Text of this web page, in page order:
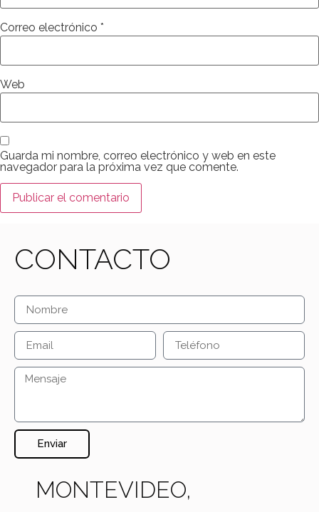
Correo electrónico *
Web
Guarda mi nombre, correo electrónico y web en este
navegador para la próxima vez que comente.
CONTACTO
Enviar
MONTEVIDEO,